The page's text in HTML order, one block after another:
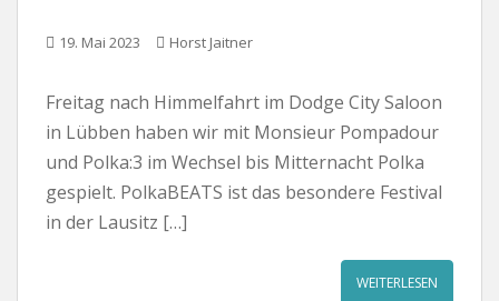
19. Mai 2023 Horst Jaitner
Freitag nach Himmelfahrt im Dodge City Saloon
in Lübben haben wir mit Monsieur Pompadour
und Polka:3 im Wechsel bis Mitternacht Polka
gespielt. PolkaBEATS ist das besondere Festival
in der Lausitz […]
WEITERLESEN